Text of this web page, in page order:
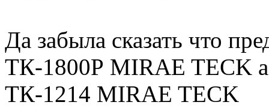
Да забыла сказать что
ТК-1800Р МIRAE TECK
ТК-1214 MIRAE TECK